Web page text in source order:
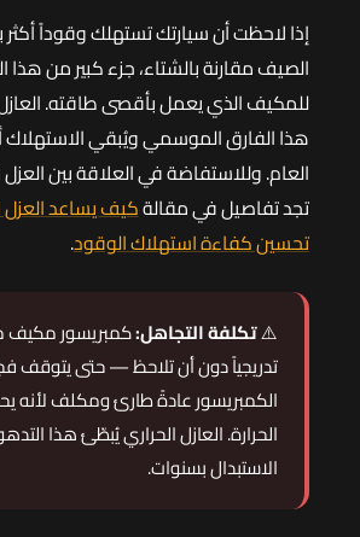
إذا لاحظت أن سيارتك تستهلك وقوداً
الصيف مقارنة بالشتاء، جزء كبير من هذا
للمكيف الذي يعمل بأقصى طاقته.
هذا الفارق الموسمي ويُبقي الاستهلاك
العام. وللاستفاضة في العلاقة بين العزل
تجد تفاصيل في مقالةكيف يساعد العزل
تحسين كفاءة استهلاك الوقود.
⚠️تكلفة التجاهل:كمبريسور مكيف
تدريجياً دون أن تلاحظ — حتى يتوقف
الكمبريسور عادةً طارئ ومكلف لأنه
الحرارة. العازل الحراري يُبطّئ هذا
الاستبدال بسنوات.